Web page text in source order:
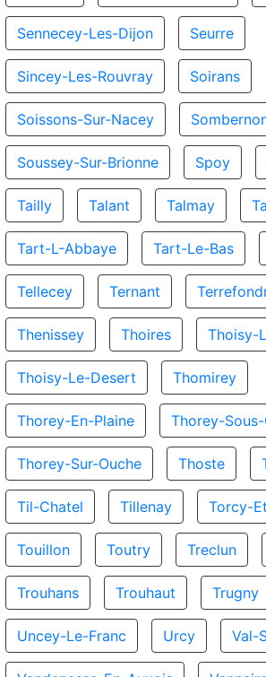
Sennecey-Les-Dijon Seurre
Sincey-Les-Rouvray Soirans
Soissons-Sur-Nacey
Soussey-Sur-Brionne Spoy
Tailly Talant Talmay
Tart-L-Abbaye Tart-Le-Bas
Tellecey Ternant
Thenissey Thoires Thoisy-
Thoisy-Le-Desert Thomirey
Thorey-En-Plaine Thorey-
Thorey-Sur-Ouche Thoste
Til-Chatel Tillenay Torcy-
Touillon Toutry Treclun
Trouhans Trouhaut Trugny
Uncey-Le-Franc Urcy Val-